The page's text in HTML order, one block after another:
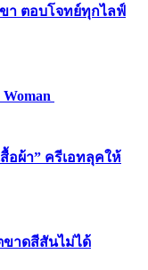
ขา ตอบโจทย์ทุกไลฟ์
อผ้า” ครีเอทลุคให้
ขาดสีสันไม่ได้